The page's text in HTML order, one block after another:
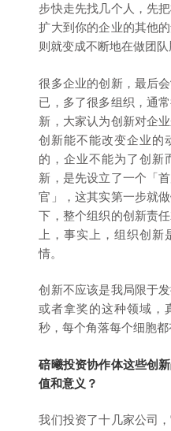
步快走先找几个人，先
扩大到你的企业的其他
则就变成不断地在做团队
很多企业的创新，最后
已，多了很多组织，通
新，大家认为创新对企
创新能不能改变企业的
的，企业不能为了创新
新，是先设立了一个「
官」，这其实第一步就
下，整个组织的创新责
上，事实上，组织创
情。
创新不应该是我局限于
或者拿奖的这种领域，
秒，每个角落每个细胞都
碚曦投资协作体这些创
值和意义？
我们投资了十几家公司